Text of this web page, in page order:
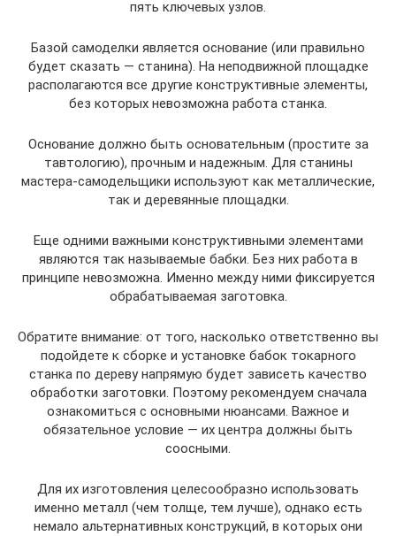
пять ключевых узлов.
Базой самоделки является основание (или правильно
будет сказать — станина). На неподвижной площадке
располагаются все другие конструктивные элементы,
без которых невозможна работа станка.
Основание должно быть основательным (простите за
тавтологию), прочным и надежным. Для станины
мастера-самодельщики используют как металлические,
так и деревянные площадки.
Еще одними важными конструктивными элементами
являются так называемые бабки. Без них работа в
принципе невозможна. Именно между ними фиксируется
обрабатываемая заготовка.
Обратите внимание: от того, насколько ответственно вы
подойдете к сборке и установке бабок токарного
станка по дереву напрямую будет зависеть качество
обработки заготовки. Поэтому рекомендуем сначала
ознакомиться с основными нюансами. Важное и
обязательное условие — их центра должны быть
соосными.
Для их изготовления целесообразно использовать
именно металл (чем толще, тем лучше), однако есть
немало альтернативных конструкций, в которых они